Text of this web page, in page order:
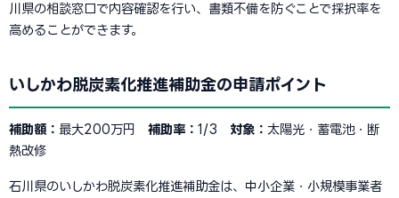
川県の相談窓口で内容確認を行い、書類不備を防ぐことで採択率を
高めることができます。
いしかわ脱炭素化推進補助金の申請ポイント
補助額： 最大200万円 補助率： 1/3 対象： 太陽光・蓄電池・断
熱改修
石川県のいしかわ脱炭素化推進補助金は、中小企業・小規模事業者